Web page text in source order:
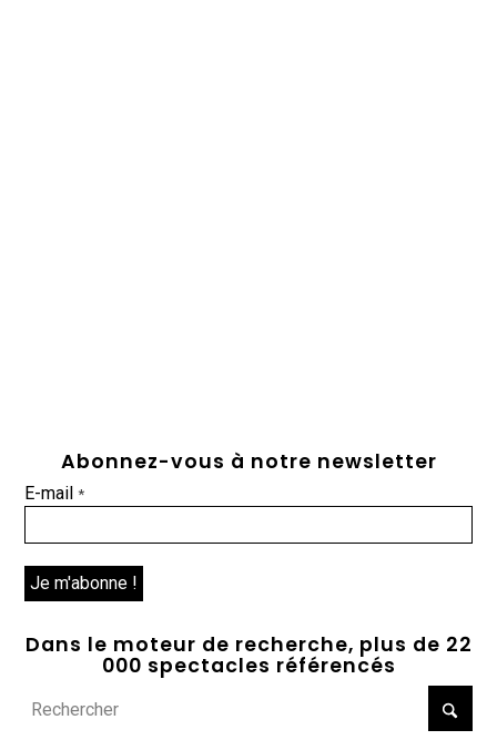
Abonnez-vous à notre newsletter
E-mail*
Dans le moteur de recherche, plus de 22
000 spectacles référencés